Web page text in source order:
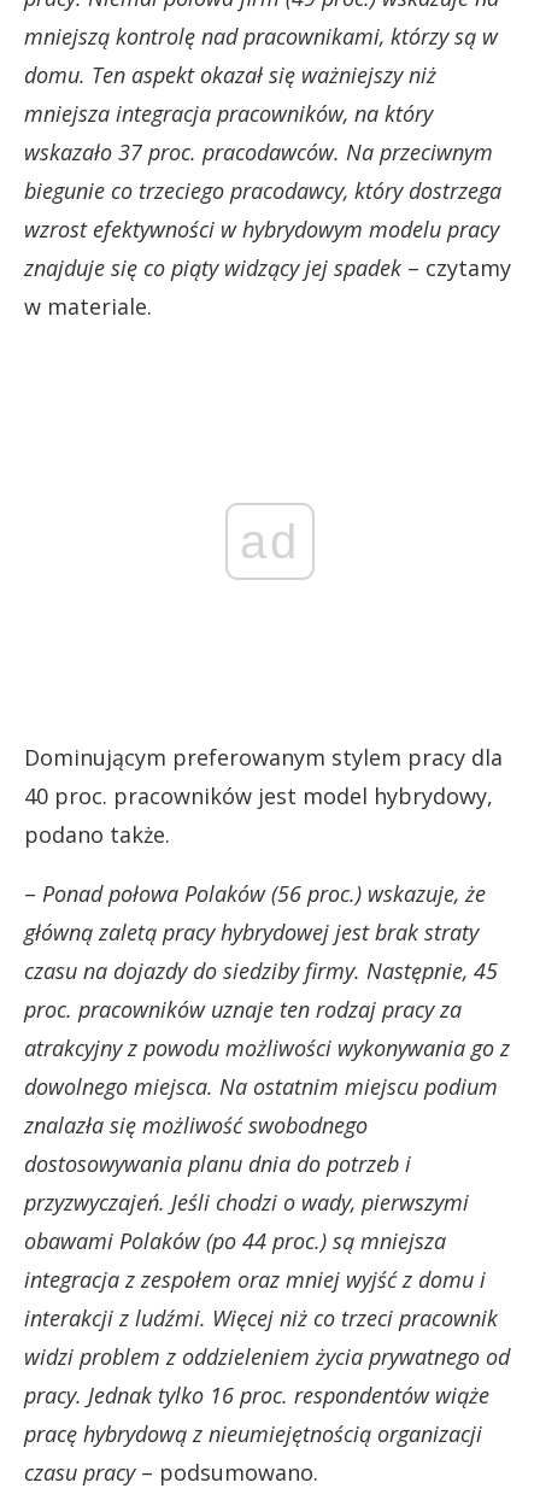
mniejszą kontrolę nad pracownikami, którzy są w
domu. Ten aspekt okazał się ważniejszy niż
mniejsza integracja pracowników, na który
wskazało 37 proc. pracodawców. Na przeciwnym
biegunie co trzeciego pracodawcy, który dostrzega
wzrost efektywności w hybrydowym modelu pracy
znajduje się co piąty widzący jej spadek – czytamy
w materiale.
ad
Dominującym preferowanym stylem pracy dla
40 proc. pracowników jest model hybrydowy,
podano także.
– Ponad połowa Polaków (56 proc.) wskazuje, że
główną zaletą pracy hybrydowej jest brak straty
czasu na dojazdy do siedziby firmy. Następnie, 45
proc. pracowników uznaje ten rodzaj pracy za
atrakcyjny z powodu możliwości wykonywania go z
dowolnego miejsca. Na ostatnim miejscu podium
znalazła się możliwość swobodnego
dostosowywania planu dnia do potrzeb i
przyzwyczajeń. Jeśli chodzi o wady, pierwszymi
obawami Polaków (po 44 proc.) są mniejsza
integracja z zespołem oraz mniej wyjść z domu i
interakcji z ludźmi. Więcej niż co trzeci pracownik
widzi problem z oddzieleniem życia prywatnego od
pracy. Jednak tylko 16 proc. respondentów wiąże
pracę hybrydową z nieumiejętnością organizacji
czasu pracy– podsumowano.